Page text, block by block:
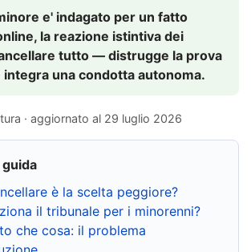
e' indagato per un fatto
la reazione istintiva dei
tutto — distrugge la prova
integra una condotta autonoma.
· aggiornato al 29 luglio 2026
è la scelta peggiore?
il tribunale per i minorenni?
che cosa: il problema